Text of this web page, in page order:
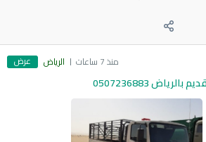
منذ 7 ساعات الرياض عرض
0507236883